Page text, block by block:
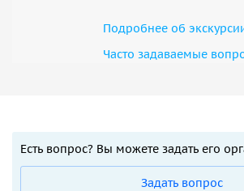
Подробнее об
Часто задаваемые
Есть вопрос? Вы можете задать его
Задать вопрос